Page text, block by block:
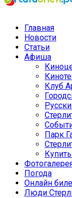
Главная
Новости
Статьи
Афиша
Клуб
Парк
Погода
Онлайн
Люди